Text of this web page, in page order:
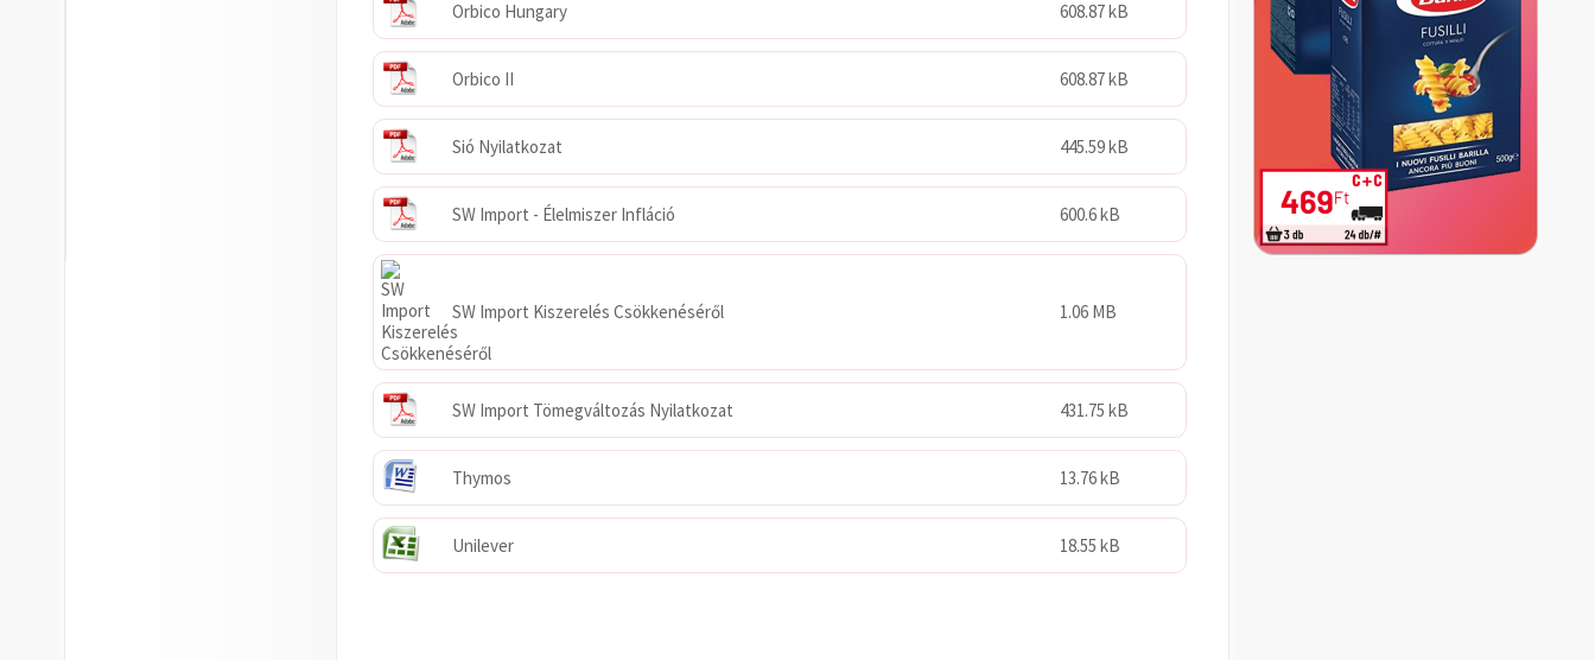
Orbico Hungary 608.87 kB
Orbico II 608.87 kB
Sió Nyilatkozat 445.59 kB
SW Import - Élelmiszer Infláció 600.6 kB
SW Import Kiszerelés Csökkenéséről 1.06 MB
SW Import Tömegváltozás Nyilatkozat 431.75 kB
Thymos 13.76 kB
Unilever 18.55 kB